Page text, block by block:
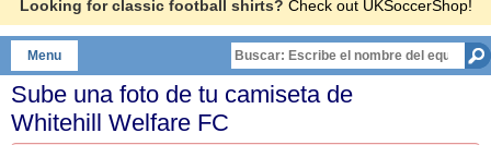
Looking for classic football shirts? Check out UKSoccerShop!
Menu
Sube una foto de tu camiseta de
Whitehill Welfare FC